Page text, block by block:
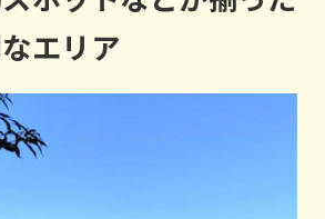
エリア